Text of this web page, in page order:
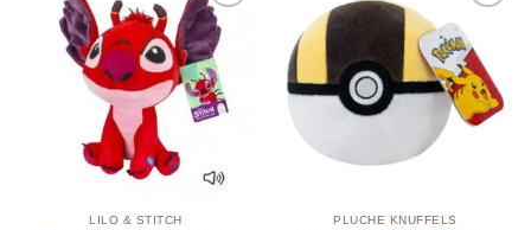
LILO & STITCH PLUCHE KNUFFELS